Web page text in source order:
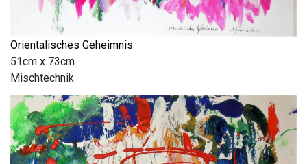
Orientalisches Geheimnis
51cm x 73cm
Mischtechnik